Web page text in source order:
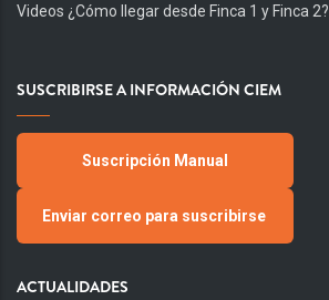
Videos ¿Cómo llegar desde Finca 1 y Finca 2?
SUSCRIBIRSE A INFORMACIÓN CIEM
Suscripción Manual
Enviar correo para suscribirse
ACTUALIDADES